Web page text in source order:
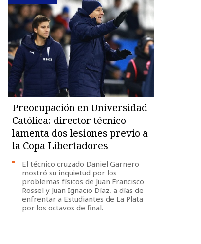
Preocupación en Universidad
Católica: director técnico
lamenta dos lesiones previo a
la Copa Libertadores
El técnico cruzado Daniel Garnero
mostró su inquietud por los
problemas físicos de Juan Francisco
Rossel y Juan Ignacio Díaz, a días de
enfrentar a Estudiantes de La Plata
por los octavos de final.